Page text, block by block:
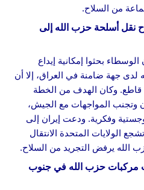
من السلاح.
نقل أسلحة حزب الله إلى
بحثوا إمكانية إيداع
لدى جهة ضامنة في العراق، إلا أن
وكان الهدف من الخطة
وتجنب المواجهات مع الجيش،
وفكرية. ودعت إيران إلى
الولايات المتحدة الانتقال
الله يرفض التجريد من السلاح.
مركبات حزب الله في جنوب